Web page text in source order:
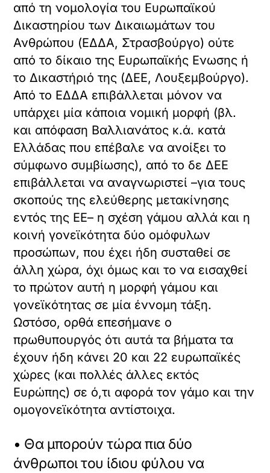
από τη νομολογία του Ευρωπαϊκού
Δικαστηρίου των Δικαιωμάτων του
Ανθρώπου (ΕΔΔΑ, Στρασβούργο) ούτε
από το δίκαιο της Ευρωπαϊκής Ενωσης ή
το Δικαστήριό της (ΔΕΕ, Λουξεμβούργο).
Από το ΕΔΔΑ επιβάλλεται μόνον να
υπάρχει μία κάποια νομική μορφή (βλ.
και απόφαση Βαλλιανάτος κ.ά. κατά
Ελλάδας που επέβαλε να ανοίξει το
σύμφωνο συμβίωσης), από το δε ΔΕΕ
επιβάλλεται να αναγνωριστεί –για τους
σκοπούς της ελεύθερης μετακίνησης
εντός της ΕΕ– η σχέση γάμου αλλά και η
κοινή γονεϊκότητα δύο ομόφυλων
προσώπων, που έχει ήδη συσταθεί σε
άλλη χώρα, όχι όμως και το να εισαχθεί
το πρώτον αυτή η μορφή γάμου και
γονεϊκότητας σε μία έννομη τάξη.
Ωστόσο, ορθά επεσήμανε ο
πρωθυπουργός ότι αυτά τα βήματα τα
έχουν ήδη κάνει 20 και 22 ευρωπαϊκές
χώρες (και πολλές άλλες εκτός
Ευρώπης) σε ό,τι αφορά τον γάμο και την
ομογονεϊκότητα αντίστοιχα.
• Θα μπορούν τώρα πια δύο
άνθρωποι του ίδιου φύλου να